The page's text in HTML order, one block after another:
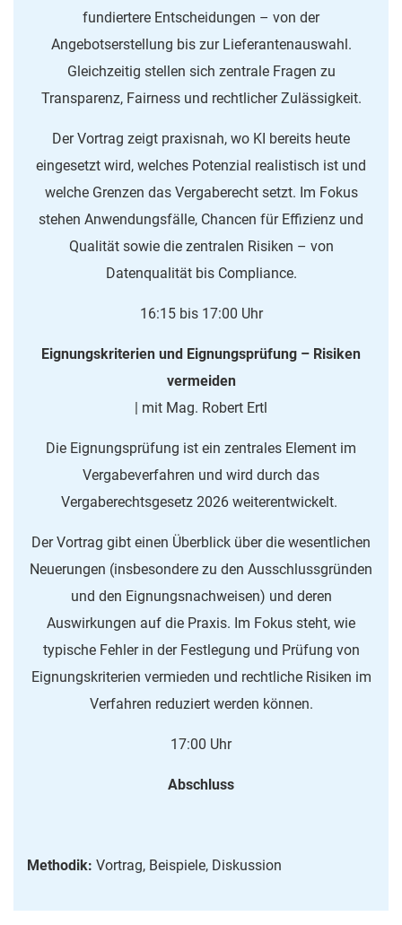
fundiertere Entscheidungen – von der
Angebotserstellung bis zur Lieferantenauswahl.
Gleichzeitig stellen sich zentrale Fragen zu
Transparenz, Fairness und rechtlicher Zulässigkeit.
Der Vortrag zeigt praxisnah, wo KI bereits heute
eingesetzt wird, welches Potenzial realistisch ist und
welche Grenzen das Vergaberecht setzt. Im Fokus
stehen Anwendungsfälle, Chancen für Effizienz und
Qualität sowie die zentralen Risiken – von
Datenqualität bis Compliance.
16:15 bis 17:00 Uhr
Eignungskriterien und Eignungsprüfung – Risiken
vermeiden
| mit Mag. Robert Ertl
Die Eignungsprüfung ist ein zentrales Element im
Vergabeverfahren und wird durch das
Vergaberechtsgesetz 2026 weiterentwickelt.
Der Vortrag gibt einen Überblick über die wesentlichen
Neuerungen (insbesondere zu den Ausschlussgründen
und den Eignungsnachweisen) und deren
Auswirkungen auf die Praxis. Im Fokus steht, wie
typische Fehler in der Festlegung und Prüfung von
Eignungskriterien vermieden und rechtliche Risiken im
Verfahren reduziert werden können.
17:00 Uhr
Abschluss
Methodik: Vortrag, Beispiele, Diskussion